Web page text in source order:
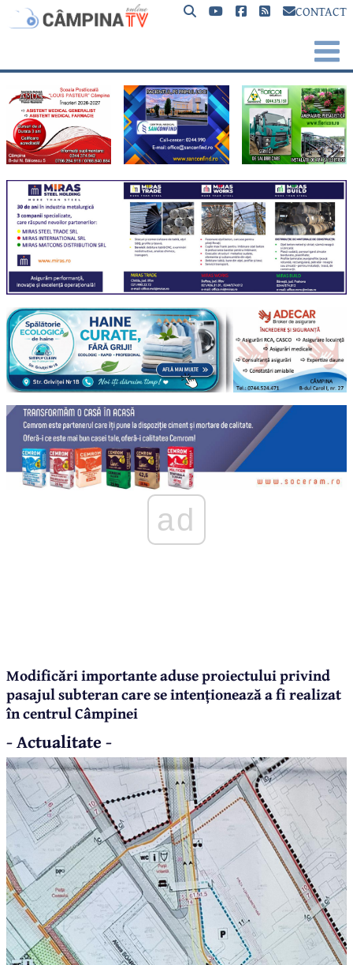
CONTACT
ad
Modificări importante aduse proiectului privind
pasajul subteran care se intenționează a fi realizat
în centrul Câmpinei
- Actualitate -